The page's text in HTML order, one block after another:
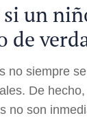
si un
de
no siempre
De
no son